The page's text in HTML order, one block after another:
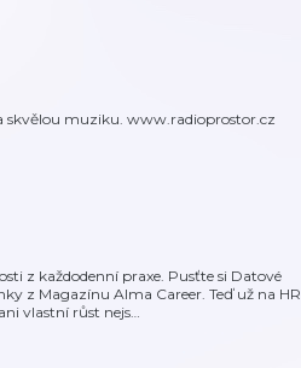
skvělou muziku. www.radioprostor.cz
z každodenní praxe. Pusťte si Datové
z Magazínu Alma Career. Teď už na HR
vlastní růst nejs…